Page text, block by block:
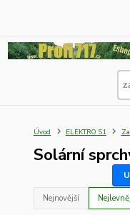
Úvod ELEKTRO S1
Solární
Nejnovější